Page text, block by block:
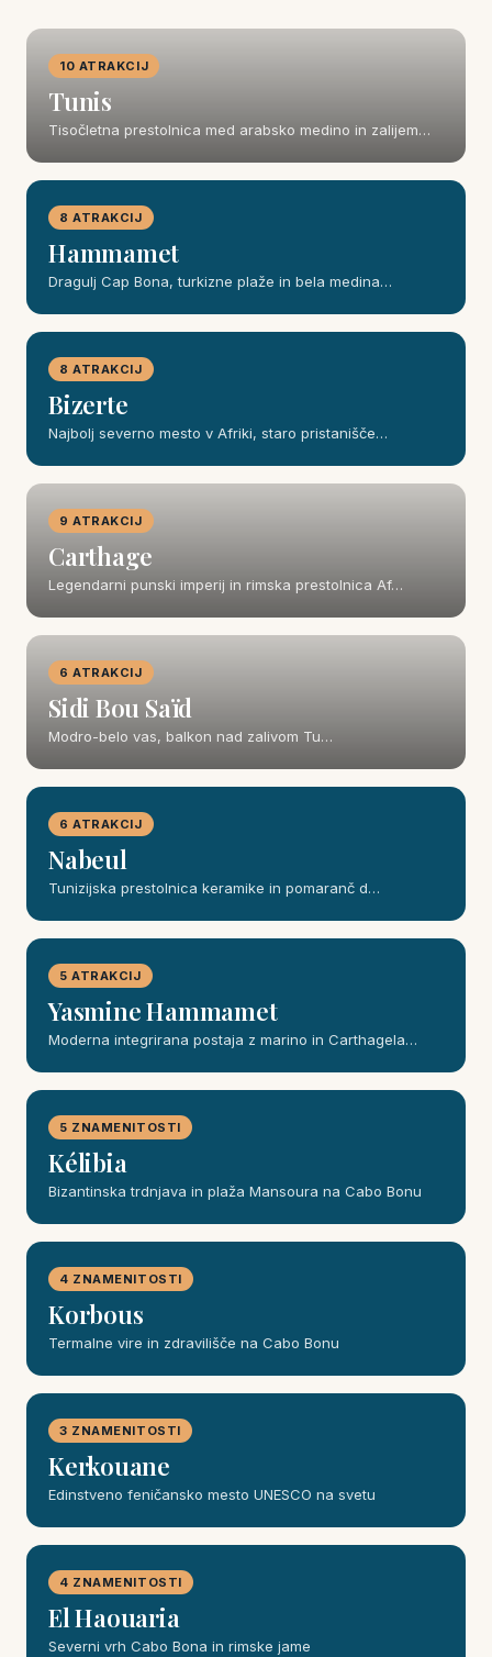
10 ATRAKCIJ
Tunis
Tisočletna prestolnica med arabsko medino in zalijem…
8 ATRAKCIJ
Hammamet
Dragulj Cap Bona, turkizne plaže in bela medina…
8 ATRAKCIJ
Bizerte
Najbolj severno mesto v Afriki, staro pristanišče…
9 ATRAKCIJ
Carthage
Legendarni punski imperij in rimska prestolnica Af…
6 ATRAKCIJ
Sidi Bou Saïd
Modro-belo vas, balkon nad zalivom Tu…
6 ATRAKCIJ
Nabeul
Tunizijska prestolnica keramike in pomaranč d…
5 ATRAKCIJ
Yasmine Hammamet
Moderna integrirana postaja z marino in Carthagela…
5 ZNAMENITOSTI
Kélibia
Bizantinska trdnjava in plaža Mansoura na Cabo Bonu
4 ZNAMENITOSTI
Korbous
Termalne vire in zdravilišče na Cabo Bonu
3 ZNAMENITOSTI
Kerkouane
Edinstveno feničansko mesto UNESCO na svetu
4 ZNAMENITOSTI
El Haouaria
Severni vrh Cabo Bona in rimske jame